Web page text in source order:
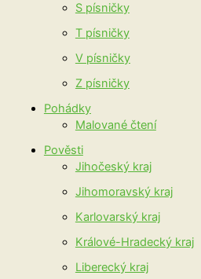
S písničky
T písničky
V písničky
Z písničky
Pohádky
Malované čtení
Pověsti
Jihočeský kraj
Jihomoravský kraj
Karlovarský kraj
Králové-Hradecký kraj
Liberecký kraj